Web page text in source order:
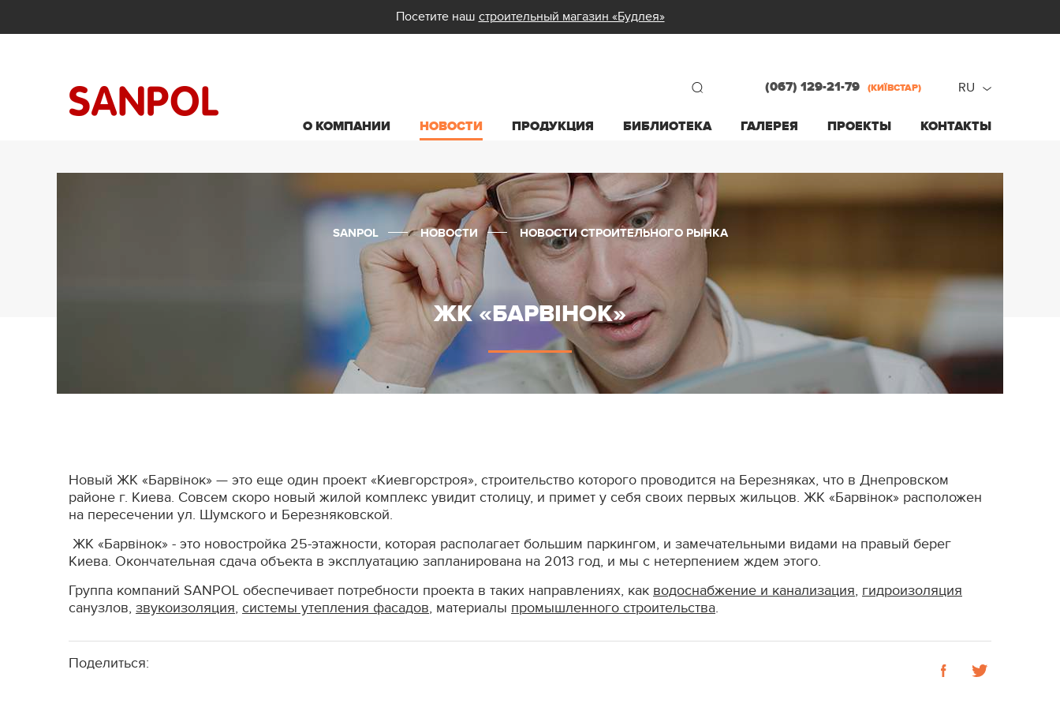
Посетите наш строительный магазин «Будлея»
О КОМПАНИИ НОВОСТИ ПРОДУКЦИЯ БИБЛИОТЕКА ГАЛЕРЕЯ ПРОЕКТЫ КОНТАКТЫ
(067) 129-21-79 (КИЇВСТАР)
RU
ua
ЖК «БАРВІНОК»
SANPOL НОВОСТИ НОВОСТИ СТРОИТЕЛЬНОГО РЫНКА
Новый ЖК «Барвінок» — это еще один проект «Киевгорстроя», строительство которого проводится на Березняках, что в Днепровском
районе г. Киева. Совсем скоро новый жилой комплекс увидит столицу, и примет у себя своих первых жильцов. ЖК «Барвінок» расположен
на пересечении ул. Шумского и Березняковской.
ЖК «Барвінок» - это новостройка 25-этажности, которая располагает большим паркингом, и замечательными видами на правый берег
Киева. Окончательная сдача объекта в эксплуатацию запланирована на 2013 год, и мы с нетерпением ждем этого.
Группа компаний SANPOL обеспечивает потребности проекта в таких направлениях, как водоснабжение и канализация, гидроизоляция
санузлов, звукоизоляция, системы утепления фасадов, материалы промышленного строительства.
Поделиться: